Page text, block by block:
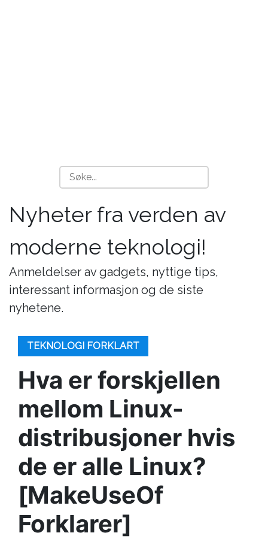
Nyheter fra verden av
moderne teknologi!
Anmeldelser av gadgets, nyttige tips,
interessant informasjon og de siste
nyhetene.
TEKNOLOGI FORKLART
Hva er forskjellen
mellom Linux-
distribusjoner hvis
de er alle Linux?
[MakeUseOf
Forklarer]